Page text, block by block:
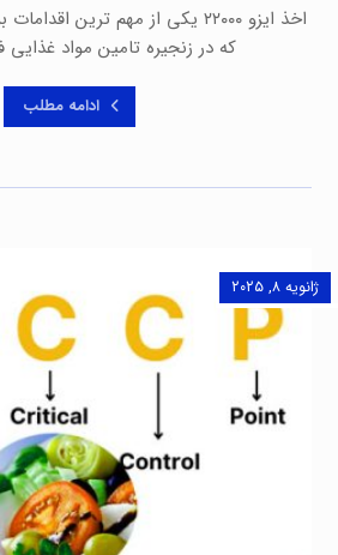
اخذ ایزو ۲۲۰۰۰ یکی از مهم ترین
که در زنجیره تامین مواد
ادامه مطلب
ژانویه ۸, ۲۰۲۵